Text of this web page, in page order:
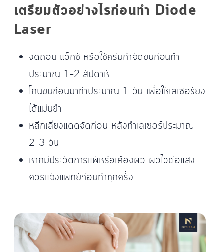
เตรียมตัวอย่างไรก่อนทำ Diode
Laser
งดถอน แว็กซ์ หรือใช้ครีมกำจัดขนก่อนทำ
ประมาณ 1–2 สัปดาห์
โกนขนก่อนมาทำประมาณ 1 วัน เพื่อให้เลเซอร์ยิง
ได้แม่นยำ
หลีกเลี่ยงแดดจัดก่อน–หลังทำเลเซอร์ประมาณ
2–3 วัน
หากมีประวัติการแพ้หรือเคืองผิว ผิวไวต่อแสง
ควรแจ้งแพทย์ก่อนทำทุกครั้ง